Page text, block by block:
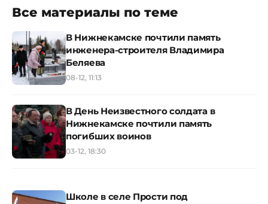
Все материалы по теме
В Нижнекамске почтили память
инженера-строителя Владимира
Беляева
08-12, 11:13
В День Неизвестного солдата в
Нижнекамске почтили память
погибших воинов
03-12, 18:30
Школе в селе Прости под